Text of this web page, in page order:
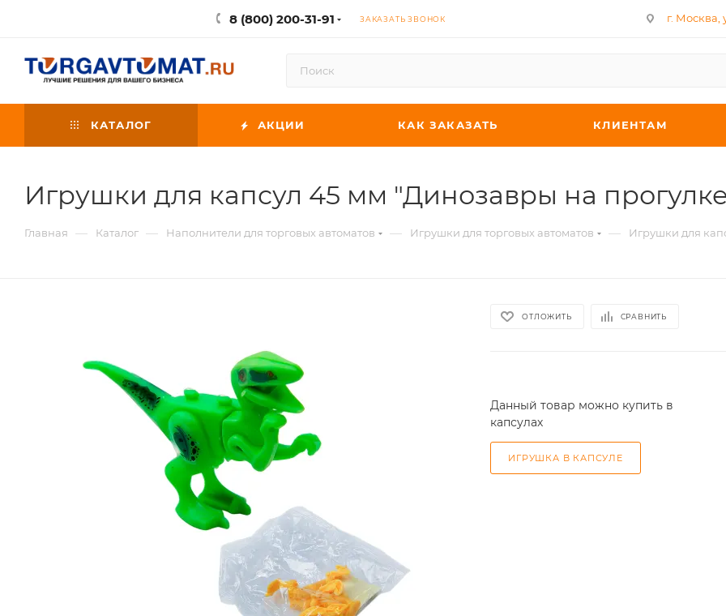
8 (800) 200-31-91 ЗАКАЗАТЬ ЗВОНОК г. Москва,
КАТАЛОГ АКЦИИ КАК ЗАКАЗАТЬ КЛИЕНТАМ
Игрушки для капсул 45 мм "Динозавры на
Главная — Каталог — Наполнители для торговых автоматов — Игрушки для торговых автоматов — Игрушки для
ОТЛОЖИТЬ СРАВНИТЬ
Данный товар можно купить в
капсулах
ИГРУШКА В КАПСУЛЕ